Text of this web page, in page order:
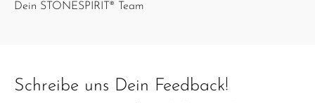
Dein STONESPIRIT® Team
Schreibe uns Dein Feedback!